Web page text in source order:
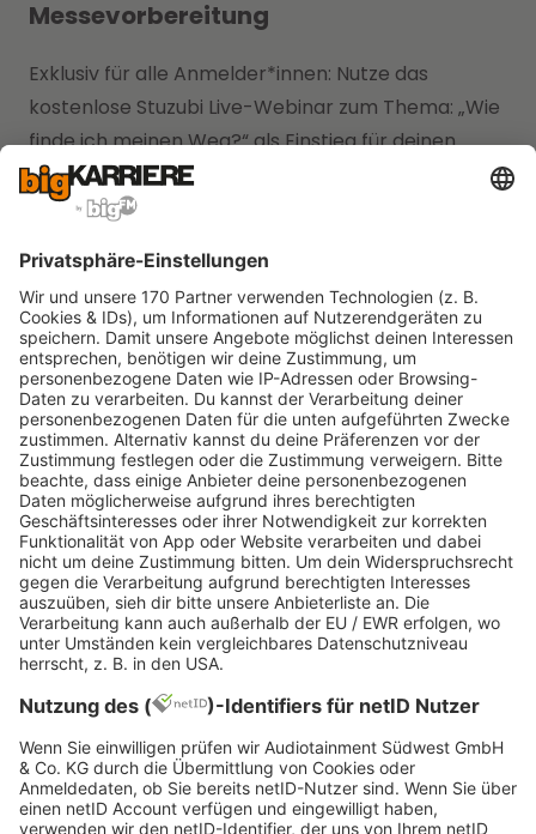
Messevorbereitung
Exklusiv für alle Anmelder*innen: Nutze das
kostenlose Stuzubi Live-Webinar zum Thema: „Wie
finde ich meinen Weg?“ als Einstieg für deinen
weiteren beruflichen Werdegang und zur
optimalen Vorbereitung auf die Messe. Erfahre
Schülerinnen- & Schüler
Karrieremesse Stuzubi Stuttgart.
4. Stuzubi Job SLAM
Ausstellende kennenlernen mal völlig anders:
Finde in nur 3 Minuten heraus, ob ein
Ausbildungsangebot zu dir passt, dir eine
Hochschule gefällt oder nicht. Bis zu 12 Top-
Aussteller*innen battlen in unserem innovativen
Vortragsformat um deine Gunst. Teilnehmen
kannst du live vor Ort oder digital per Live-Stream.
Im Nachgang findest du alle Aufzeichnungen auf
demStuzubi YouTube-Channel.